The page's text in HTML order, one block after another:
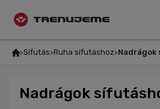
Sífutás Ruha sífutáshoz
Nadrágok